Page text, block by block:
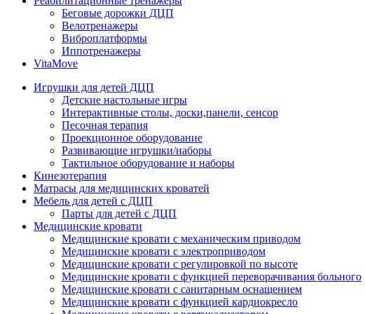
Беговые дорожки ДЦП
Велотренажеры
Виброплатформы
Иппотренажеры
VitaMove
Игрушки для детей ДЦП
Детские настольные игры
Интерактивные столы, доски,панели, сенсор
Песочная терапия
Проекционное оборудование
Развивающие игрушки/наборы
Тактильное оборудование и наборы
Кинезотерапия
Матрасы для медицинских кроватей
Мебель для детей с ДЦП
Парты для детей с ДЦП
Медицинские кровати
Медицинские кровати с механическим приводом
Медицинские кровати с электроприводом
Медицинские кровати с регулировкой по высоте
Медицинские кровати с функцией переворачивания больного
Медицинские кровати с санитарным оснащением
Медицинские кровати с функцией кардиокресло